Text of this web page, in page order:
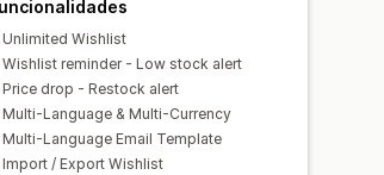
Unlimited Wishlist
Wishlist reminder - Low stock alert
Price drop - Restock alert
Multi-Language & Multi-Currency
Multi-Language Email Template
Import / Export Wishlist